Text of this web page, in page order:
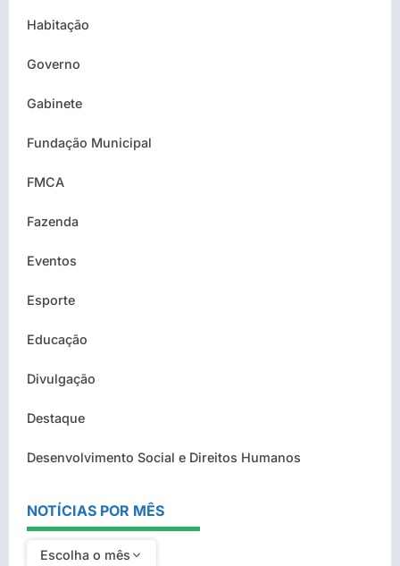
Habitação
Governo
Gabinete
Fundação Municipal
FMCA
Fazenda
Eventos
Esporte
Educação
Divulgação
Destaque
Desenvolvimento Social e Direitos Humanos
NOTÍCIAS POR MÊS
Escolha o mês